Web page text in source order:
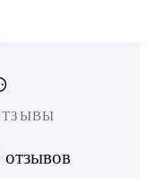
отзывов